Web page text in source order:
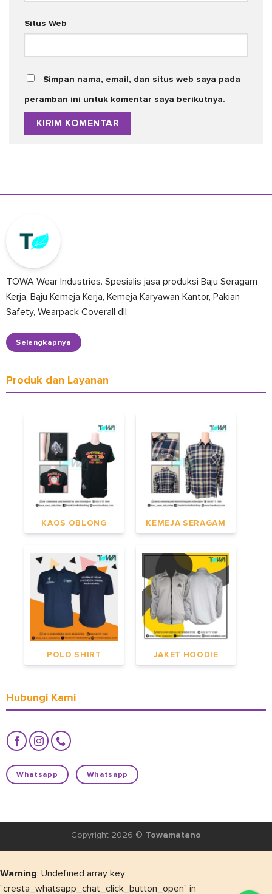
Situs Web
Simpan nama, email, dan situs web saya pada
peramban ini untuk komentar saya berikutnya.
TOWA Wear Industries. Spesialis jasa produksi Baju Seragam
Kerja, Baju Kemeja Kerja, Kemeja Karyawan Kantor, Pakian
Safety, Wearpack Coverall dll
Selengkapnya
Produk dan Layanan
KAOS OBLONG KEMEJA SERAGAM
POLO SHIRT JAKET HOODIE
Hubungi Kami
Whatsapp Whatsapp
Copyright 2026 © Towamatano
Warning: Undefined array key
"cresta_whatsapp_chat_click_button_open" in